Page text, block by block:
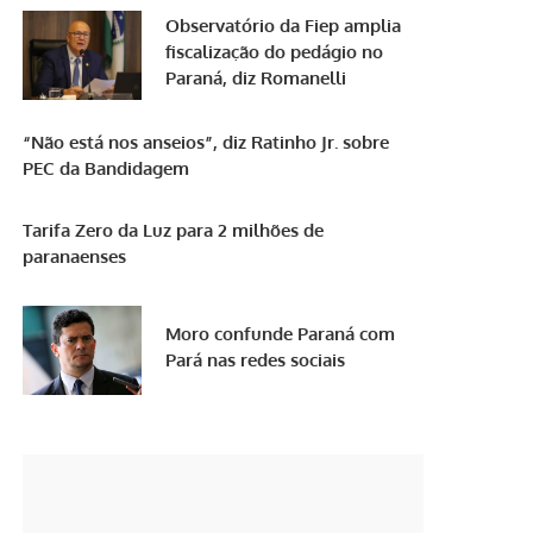
Observatório da Fiep amplia
fiscalização do pedágio no
Paraná, diz Romanelli
“Não está nos anseios”, diz Ratinho Jr. sobre
PEC da Bandidagem
Tarifa Zero da Luz para 2 milhões de
paranaenses
Moro confunde Paraná com
Pará nas redes sociais